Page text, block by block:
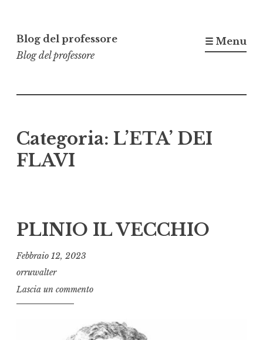
al
contenuto
Blog del professore
Blog del professore
☰ Menu
Categoria: L’ETA’ DEI
FLAVI
PLINIO IL VECCHIO
Febbraio 12, 2023
orruwalter
Lascia un commento